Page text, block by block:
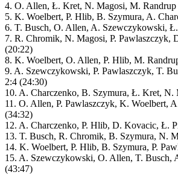
4. O. Allen, Ł. Kret, N. Magosi, M. Randrup
5. K. Woelbert, P. Hlib, B. Szymura, A.
6. T. Busch, O. Allen, A. Szewczykowski,
7. R. Chromik, N. Magosi, P. Pawlaszczyk,
(20:22)
8. K. Woelbert, O. Allen, P. Hlib, M.
9. A. Szewczykowski, P. Pawlaszczyk, T.
2:4 (24:30)
10. A. Charczenko, B. Szymura, Ł. Kret, N.
11. O. Allen, P. Pawlaszczyk, K. Woelbert,
(34:32)
12. A. Charczenko, P. Hlib, D. Kovacic, Ł.
13. T. Busch, R. Chromik, B. Szymura, N.
14. K. Woelbert, P. Hlib, B. Szymura, P.
15. A. Szewczykowski, O. Allen, T. Busch,
(43:47)